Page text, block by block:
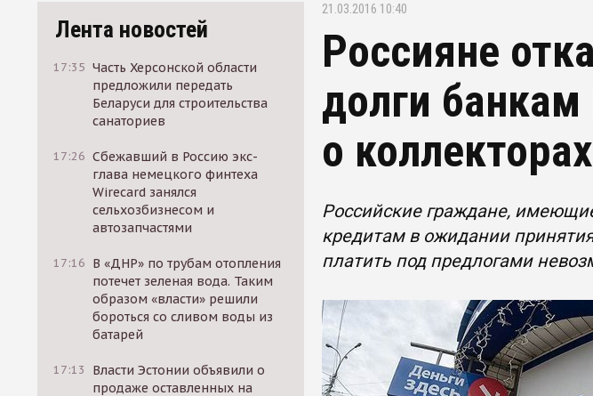
Лента новостей
17:35 Часть Херсонской области
предложили передать
Беларуси для строительства
санаториев
17:26 Сбежавший в Россию экс-
глава немецкого финтеха
Wirecard занялся
сельхозбизнесом и
автозапчастями
17:16 В «ДНР» по трубам отопления
потечет зеленая вода. Таким
образом «власти» решили
бороться со сливом воды из
батарей
17:13
Власти Эстонии объявили о
продаже оставленных на
21.03.2016 10:40
Россияне
долги
о коллекторах
Российские граждане,
кредитам в ожидании
платить под предлогами